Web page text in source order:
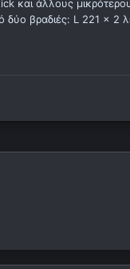
και άλλους
δύο βραδιές: L 221